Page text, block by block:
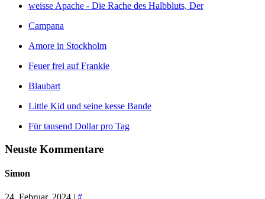
weisse Apache - Die Rache des Halbbluts, Der
Campana
Amore in Stockholm
Feuer frei auf Frankie
Blaubart
Little Kid und seine kesse Bande
Für tausend Dollar pro Tag
Neuste Kommentare
Simon
24. Februar, 2024 | #